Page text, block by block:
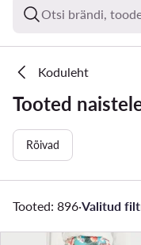
Otsi brändi,
Koduleht
Tooted
Rõivad
Tooted: 896·Valitud